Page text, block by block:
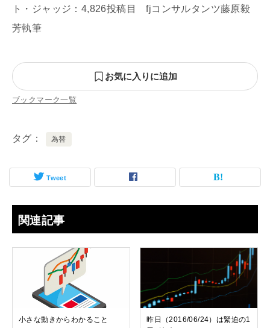
ト・ジャッジ：4,826投稿目 fjコンサルタンツ藤原毅
芳執筆
お気に入りに追加
ブックマーク一覧
タグ 為替
Tweet
関連記事
小さな動きからわかること
昨日（2016/06/24）は緊迫の1